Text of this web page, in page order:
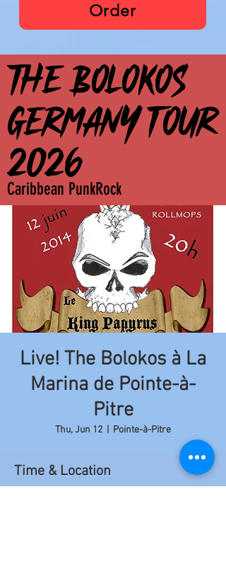
Caribbean PunkRock
Order
THE BOLOKOS
GERMANY TOUR
2026
THE BOLOKOS
GERMANY TOUR
2026
Live! The Bolokos à La
Marina de Pointe-à-
Pitre
Thu, Jun 12 Pointe-à-Pitre
Time & Location